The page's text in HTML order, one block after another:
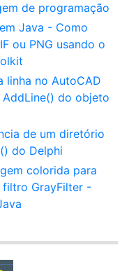
de programação
Java - Como
ou PNG usando o
linha no AutoCAD
do objeto
de um diretório
do Delphi
colorida para
filtro GrayFilter -